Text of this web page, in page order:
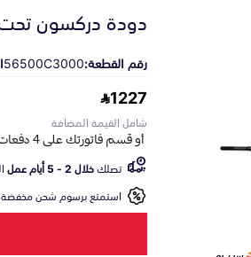
دودة دركسون تحت
رقم القطعة:56500C3000
1227
شامل القيمة المضافة
تصلكخلال 2 - 5 أيام عمل
استمتع برسوم شحن مخفضة